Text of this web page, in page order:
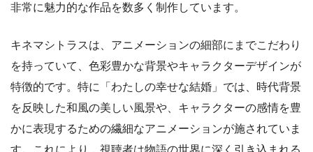
非常に魅力的な作品を数多く制作しています。
キネマシトラスは、アニメーションの細部にまでこだわり
を持っていて、色彩豊かな背景やキャラクターデザインが
特徴的です。特に「わたしの幸せな結婚」では、時代背景
を反映した和風の美しい風景や、キャラクターの感情を豊
かに表現するための繊細なアニメーションが施されていま
す。これにより、視聴者は物語の世界に深く引き込まれる